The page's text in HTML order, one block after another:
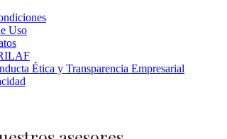
Uso
Ética y Transparencia Empresarial